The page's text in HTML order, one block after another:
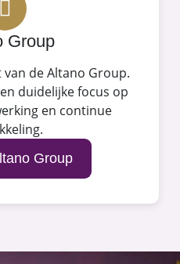
Group
van de Altano Group.
duidelijke focus op
en continue
Group